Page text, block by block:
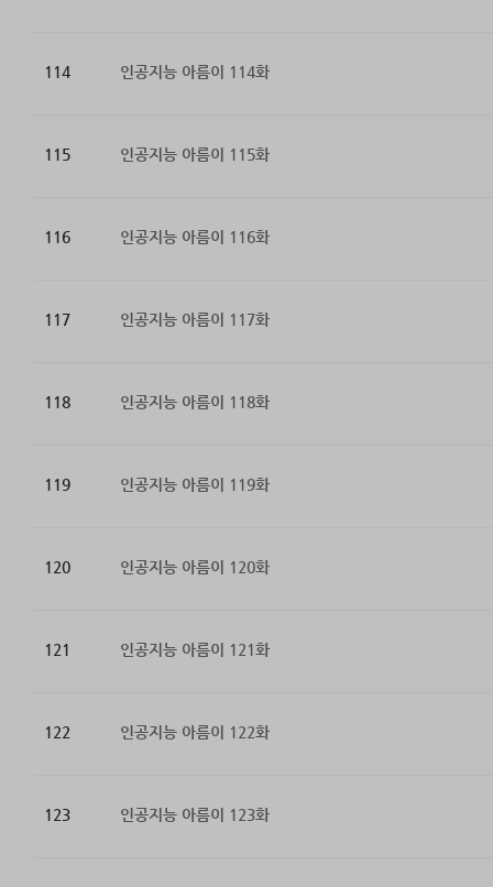
114 인공지능 아름이 114화
115 인공지능 아름이 115화
116 인공지능 아름이 116화
117 인공지능 아름이 117화
118 인공지능 아름이 118화
119 인공지능 아름이 119화
120 인공지능 아름이 120화
121 인공지능 아름이 121화
122 인공지능 아름이 122화
123 인공지능 아름이 123화